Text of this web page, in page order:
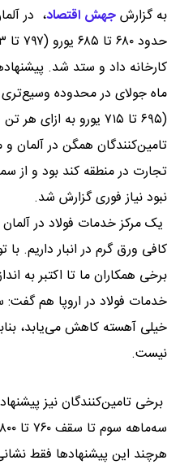
به گزارشجهش اقتصاد، در
کارخانه داد و ستد شد.
(۶۹۵ تا ۷۱۵ یورو به
تامین‌کنندگان همگن در
تجارت در منطقه کند بود و از
نبود نیاز فوری گزارش شد.
یک مرکز خدمات فولاد در آلمان
کافی ورق گرم در انبار داریم.
برخی همکاران ما تا اکتبر به
خدمات فولاد در اروپا هم
خیلی آهسته کاهش می‌یابد،
نیست.
برخی تامین‌کنندگان نیز
هرچند این پیشنهادها فقط